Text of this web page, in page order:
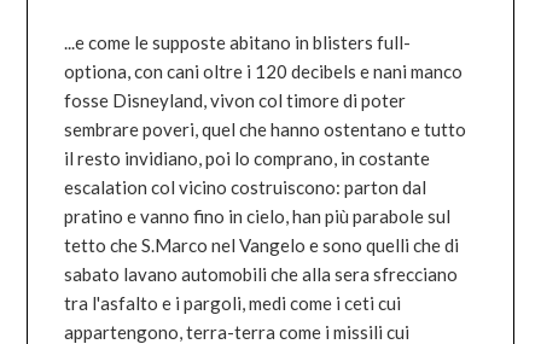
...e come le supposte abitano in blisters full-
optiona, con cani oltre i 120 decibels e nani manco
fosse Disneyland, vivon col timore di poter
sembrare poveri, quel che hanno ostentano e tutto
il resto invidiano, poi lo comprano, in costante
escalation col vicino costruiscono: parton dal
pratino e vanno fino in cielo, han più parabole sul
tetto che S.Marco nel Vangelo e sono quelli che di
sabato lavano automobili che alla sera sfrecciano
tra l'asfalto e i pargoli, medi come i ceti cui
appartengono, terra-terra come i missili cui